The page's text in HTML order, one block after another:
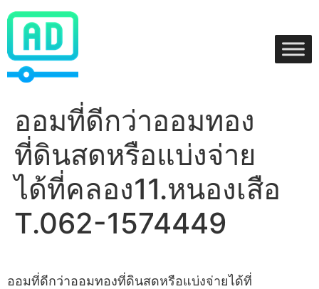
Skip
content
ออมที่ดีกว่าออมทอง
ที่ดินสดหรือแบ่งจ่าย
ได้ที่คลอง11.หนองเสือ
T.062-1574449
ออมที่ดีกว่าออมทองที่ดินสดหรือแบ่งจ่ายได้ที่